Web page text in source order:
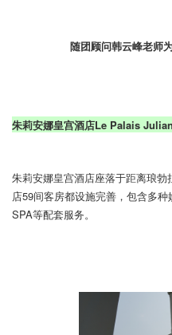
随团顾问韩云峰老师
朱莉安娜皇宫酒店Le Palais
朱莉安娜皇宫酒店座落于距离琅
店59间客房都设施完善，包含多种
SPA等配套服务。